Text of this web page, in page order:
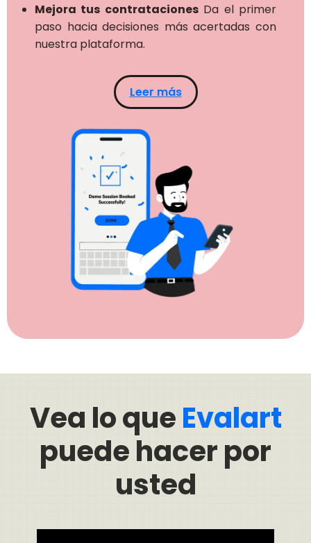
Mejora tus contratacionesDa el primer
paso hacia decisiones más acertadas con
nuestra plataforma.
Leer más
Vea lo queEvalart
puede hacer por
usted